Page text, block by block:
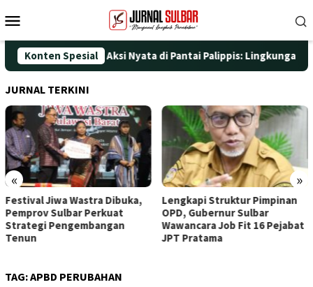
ke
Mobile
Konten Spesial
ke-25 dengan Aksi Nyata di Pantai Palippis: Lingkungan dan
JURNAL TERKINI
« »
Festival Jiwa Wastra Dibuka,
Pemprov Sulbar Perkuat
Strategi Pengembangan
Tenun
Lengkapi Struktur Pimpinan
OPD, Gubernur Sulbar
Wawancara Job Fit 16 Pejabat
JPT Pratama
TAG:APBD PERUBAHAN